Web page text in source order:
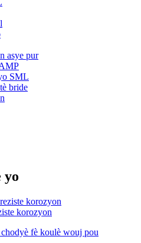
asye pur
SML
bride
yo
korozyon